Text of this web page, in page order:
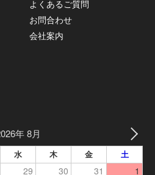
よくあるご質問
お問合わせ
会社案内
年 8月
水 木 金 土
29 30 31 1